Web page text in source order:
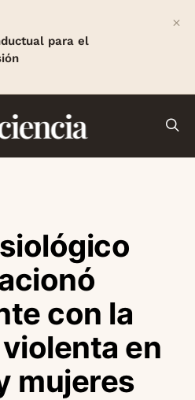
para el
×
con la
en
mujeres